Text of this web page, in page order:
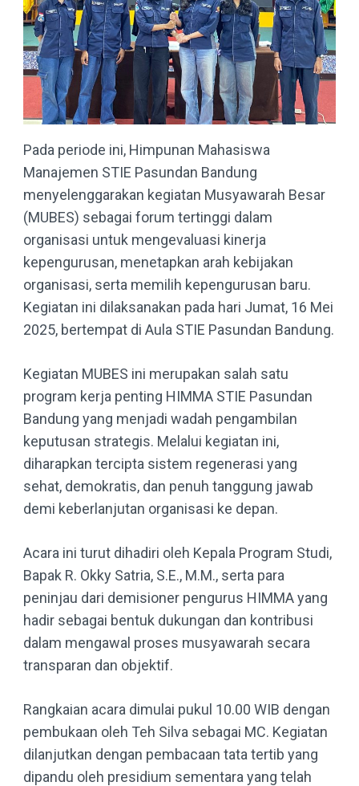
Pada periode ini, Himpunan Mahasiswa
Manajemen STIE Pasundan Bandung
menyelenggarakan kegiatan Musyawarah Besar
(MUBES) sebagai forum tertinggi dalam
organisasi untuk mengevaluasi kinerja
kepengurusan, menetapkan arah kebijakan
organisasi, serta memilih kepengurusan baru.
Kegiatan ini dilaksanakan pada hari Jumat, 16 Mei
2025, bertempat di Aula STIE Pasundan Bandung.
Kegiatan MUBES ini merupakan salah satu
program kerja penting HIMMA STIE Pasundan
Bandung yang menjadi wadah pengambilan
keputusan strategis. Melalui kegiatan ini,
diharapkan tercipta sistem regenerasi yang
sehat, demokratis, dan penuh tanggung jawab
demi keberlanjutan organisasi ke depan.
Acara ini turut dihadiri oleh Kepala Program Studi,
Bapak R. Okky Satria, S.E., M.M., serta para
peninjau dari demisioner pengurus HIMMA yang
hadir sebagai bentuk dukungan dan kontribusi
dalam mengawal proses musyawarah secara
transparan dan objektif.
Rangkaian acara dimulai pukul 10.00 WIB dengan
pembukaan oleh Teh Silva sebagai MC. Kegiatan
dilanjutkan dengan pembacaan tata tertib yang
dipandu oleh presidium sementara yang telah